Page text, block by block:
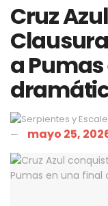
Cruz
a
mayo 25,